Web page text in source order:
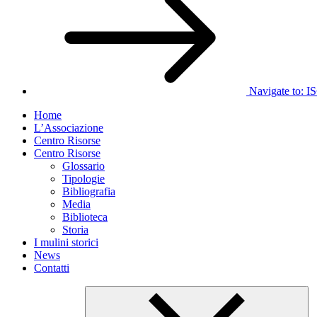
Navigate to:
Home
L’Associazione
Centro Risorse
Centro Risorse
Glossario
Tipologie
Bibliografia
Media
Biblioteca
Storia
I mulini storici
News
Contatti